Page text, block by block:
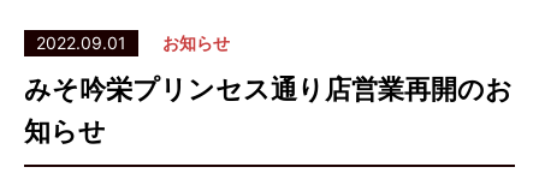
2022.09.01 お知らせ
みそ吟栄プリンセス通り店営業再開のお
知らせ